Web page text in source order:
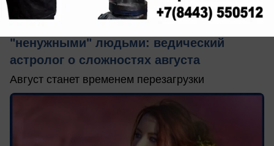
Общество
Лунное затмение заставит расстаться с
"ненужными" людьми: ведический
астролог о сложностях августа
Август станет временем перезагрузки